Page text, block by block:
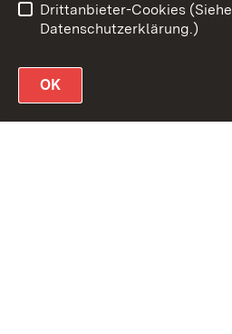
Drittanbieter-Cookies (Siehe
Datenschutzerklärung.)
OK